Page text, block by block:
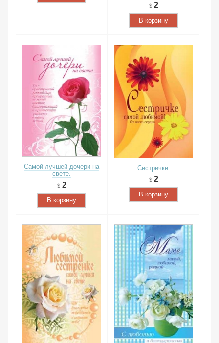
2
В корзину
Самой лучшей дочери на
свете.
2
В корзину
Сестричке.
2
В корзину